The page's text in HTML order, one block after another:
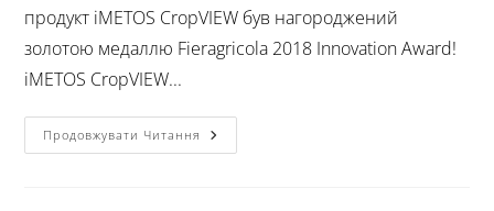
продукт iMETOS CropVIEW був нагороджений
золотою медаллю Fieragricola 2018 Innovation Award!
iMETOS CropVIEW...
Продовжувати Читання